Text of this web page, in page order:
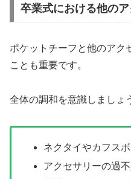
卒業式における他の
ポケットチーフと他のアク
ことも重要です。
全体の調和を意識しましょ
ネクタイやカフス
アクセサリーの過